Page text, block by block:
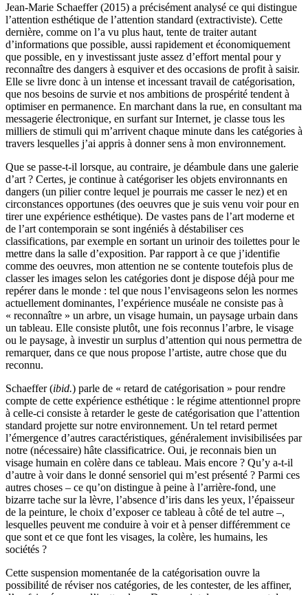
Jean-Marie Schaeffer (2015) a précisément analysé ce qui distingue
l’attention esthétique de l’attention standard (extractiviste). Cette
dernière, comme on l’a vu plus haut, tente de traiter autant
d’informations que possible, aussi rapidement et économiquement
que possible, en y investissant juste assez d’effort mental pour y
reconnaître des dangers à esquiver et des occasions de profit à saisir.
Elle se livre donc à un intense et incessant travail de catégorisation,
que nos besoins de survie et nos ambitions de prospérité tendent à
optimiser en permanence. En marchant dans la rue, en consultant ma
messagerie électronique, en surfant sur Internet, je classe tous les
milliers de stimuli qui m’arrivent chaque minute dans les catégories à
travers lesquelles j’ai appris à donner sens à mon environnement.
Que se passe-t-il lorsque, au contraire, je déambule dans une galerie
d’art ? Certes, je continue à catégoriser les objets environnants en
dangers (un pilier contre lequel je pourrais me casser le nez) et en
circonstances opportunes (des oeuvres que je suis venu voir pour en
tirer une expérience esthétique). De vastes pans de l’art moderne et
de l’art contemporain se sont ingéniés à déstabiliser ces
classifications, par exemple en sortant un urinoir des toilettes pour le
mettre dans la salle d’exposition. Par rapport à ce que j’identifie
comme des oeuvres, mon attention ne se contente toutefois plus de
classer les images selon les catégories dont je dispose déjà pour me
repérer dans le monde : tel que nous l’envisageons selon les normes
actuellement dominantes, l’expérience muséale ne consiste pas à
« reconnaître » un arbre, un visage humain, un paysage urbain dans
un tableau. Elle consiste plutôt, une fois reconnus l’arbre, le visage
ou le paysage, à investir un surplus d’attention qui nous permettra de
remarquer, dans ce que nous propose l’artiste, autre chose que du
reconnu.
Schaeffer (ibid.) parle de « retard de catégorisation » pour rendre
compte de cette expérience esthétique : le régime attentionnel propre
à celle-ci consiste à retarder le geste de catégorisation que l’attention
standard projette sur notre environnement. Un tel retard permet
l’émergence d’autres caractéristiques, généralement invisibilisées par
notre (nécessaire) hâte classificatrice. Oui, je reconnais bien un
visage humain en colère dans ce tableau. Mais encore ? Qu’y a-t-il
d’autre à voir dans le donné sensoriel qui m’est présenté ? Parmi ces
autres choses – ce qu’on distingue à peine à l’arrière-fond, une
bizarre tache sur la lèvre, l’absence d’iris dans les yeux, l’épaisseur
de la peinture, le choix d’exposer ce tableau à côté de tel autre –,
lesquelles peuvent me conduire à voir et à penser différemment ce
que sont et ce que font les visages, la colère, les humains, les
sociétés ?
Cette suspension momentanée de la catégorisation ouvre la
possibilité de réviser nos catégories, de les contester, de les affiner,